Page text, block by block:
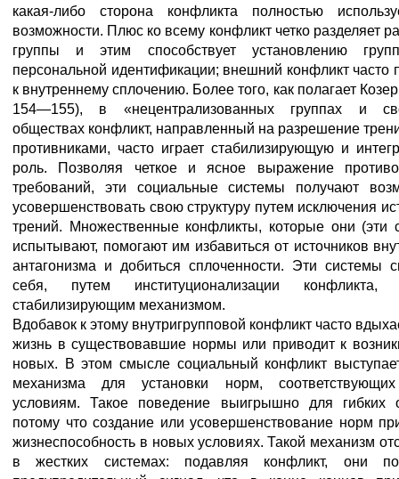
какая-либо сторона конфликта полностью
возможности. Плюс ко всему конфликт четко разделяет
группы и этим способствует установлению
персональной идентификации; внешний конфликт часто
к внутреннему сплочению. Более того, как полагает
154—155), в «нецентрализованных группах и
обществах конфликт, направленный на разрешение
противниками, часто играет стабилизирующую и
роль. Позволяя четкое и ясное выражение
требований, эти социальные системы получают
усовершенствовать свою структуру путем исключения
трений. Множественные конфликты, которые они (эти
испытывают, помогают им избавиться от источников
антагонизма и добиться сплоченности. Эти системы
себя, путем институционализации конфликта,
стабилизирующим механизмом.
Вдобавок к этому внутригрупповой конфликт часто
жизнь в существовавшие нормы или приводит к
новых. В этом смысле социальный конфликт
механизма для установки норм,
условиям. Такое поведение выигрышно для гибких
потому что создание или усовершенствование норм
жизнеспособность в новых условиях. Такой механизм
в жестких системах: подавляя конфликт, они